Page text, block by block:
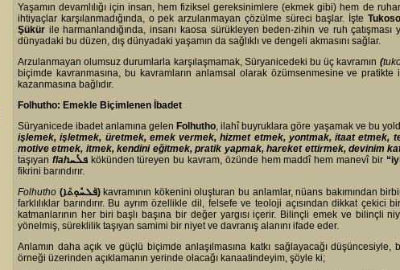
Yaşamın devamlılığı için insan, hem fiziksel gereksinimlere (ekmek gibi) hem de
ihtiyaçlar karşılanmadığında, o pek arzulanmayan çözülme süreci başlar. İşte
Şükür ile harmanlandığında, insanı kaosa sürükleyen beden-zihin ve ruh
dünyadaki bu düzen, dış dünyadaki yaşamın da sağlıklı ve dengeli akmasını sağlar.
Arzulanmayan olumsuz durumlarla karşılaşmamak, Süryanicedeki bu üç kavramın (
biçimde kavranmasına, bu kavramların anlamsal olarak özümsenmesine ve
kazanmasına bağlıdır.
Folhutho: Emekle Biçimlenen İbadet
Süryanicede ibadet anlamına gelen Folhutho, ilahî buyruklara göre yaşamak ve bu
işlemek, işletmek, üretmek, emek vermek, hizmet etmek, yontmak, itaat etmek,
motive etmek, itmek, kendini eğitmek, pratik yapmak, hareket ettirmek, devinim
taşıyan flahܦܠܰܚ kökünden türeyen bu kavram, özünde hem maddî hem manevî bir
fikrini barındırır.
Folhutho (ܦܳܠܚܽܘܼܬܳܐ) kavramının kökenini oluşturan bu anlamlar, nüans bakımından
farklılıklar barındırır. Bu ayrım özellikle dil, felsefe ve teoloji açısından dikkat çekici
katmanlarının her biri başlı başına bir değer yargısı içerir. Bilinçli emek ve bilinçli
yönelmiş, süreklilik taşıyan samimi bir niyet ve davranış alanını ifade eder.
Anlamın daha açık ve güçlü biçimde anlaşılmasına katkı sağlayacağı
örneği üzerinden açıklamanın yerinde olacağı kanaatindeyim, şöyle ki;